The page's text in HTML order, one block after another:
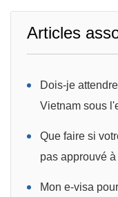
Articles
Dois-je
Vietnam sous
Que faire si
pas approuvé
Mon e-visa